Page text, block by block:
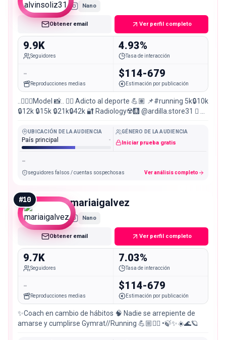
Nano
Obtener email Ver perfil completo
9.9K
Seguidores
4.93%
Tasa de interacción
-
Reproducciones medias
$114-679
Estimación por publicación
..🚶🏽‍♂️Model 📸.. 🏊🏾 Adicto al deporte 💪🏽 📌#running 5k🔒10k
🔒12k 🔒15k 🔒21k🔒42k 🔐 Radiology☢️🩻 @ardilla.store31  🐿
UBICACIÓN DE LA AUDIENCIA
País principal -
GÉNERO DE LA AUDIENCIA
Iniciar prueba gratis
-
seguidores falsos / cuentas sospechosas Ver análisis completo
#10 mariaigalvez
Nano
Obtener email Ver perfil completo
9.7K
Seguidores
7.03%
Tasa de interacción
-
Reproducciones medias
$114-679
Estimación por publicación
✨Coach en cambio de hábitos 🧠 Nadie se arrepiente de
amarse y cumplirse Gymrat//Running 💪🏼🏃‍♀️ •🍃✨☀️🌊🪐